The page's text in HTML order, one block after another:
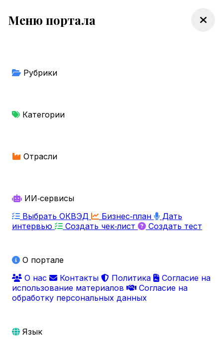
Меню портала
Рубрики
Категории
Отрасли
ИИ‑сервисы
Выбрать ОКВЭД
Бизнес‑план
Дать
интервью
Создать чек‑лист Создать тест
О портале
О нас
Контакты Политика
Согласие на
использование материалов
Согласие на
обработку персональных данных
Язык